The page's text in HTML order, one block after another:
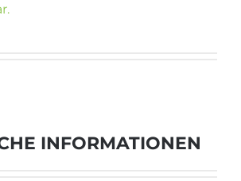
INFORMATIONEN